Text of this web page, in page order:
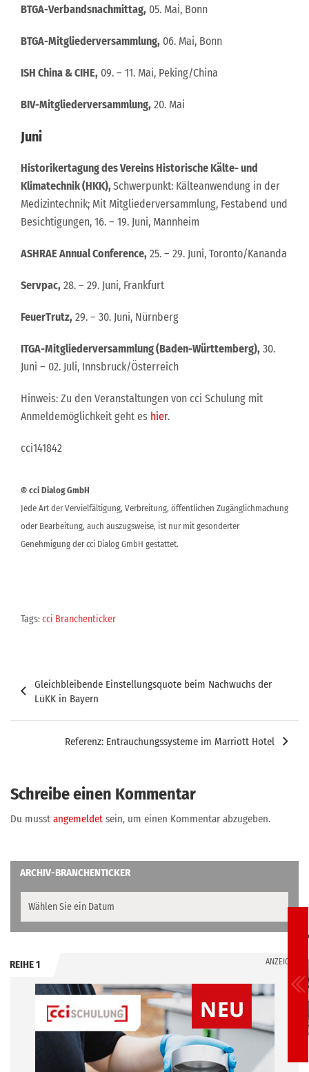
BTGA-Verbandsnachmittag, 05. Mai, Bonn
BTGA-Mitgliederversammlung, 06. Mai, Bonn
ISH China & CIHE, 09. – 11. Mai, Peking/China
BIV-Mitgliederversammlung, 20. Mai
Juni
Historikertagung des Vereins Historische Kälte- und
Klimatechnik (HKK),Schwerpunkt: Kälteanwendung in der
Medizintechnik; Mit Mitgliederversammlung, Festabend und
Besichtigungen, 16. – 19. Juni, Mannheim
ASHRAE Annual Conference, 25. – 29. Juni, Toronto/Kananda
Servpac, 28. – 29. Juni, Frankfurt
FeuerTrutz, 29. – 30. Juni, Nürnberg
ITGA-Mitgliederversammlung (Baden-Württemberg), 30.
Juni – 02. Juli, Innsbruck/Österreich
Hinweis: Zu den Veranstaltungen von cci Schulung mit
Anmeldemöglichkeit geht es hier.
cci141842
© cci Dialog GmbH
Jede Art der Vervielfältigung, Verbreitung, öffentlichen Zugänglichmachung
oder Bearbeitung, auch auszugsweise, ist nur mit gesonderter
Genehmigung der cci Dialog GmbH gestattet.
Tags:cci Branchenticker
Beitragsnavigation
Gleichbleibende Einstellungsquote beim Nachwuchs der
LüKK in Bayern
Referenz: Entrauchungssysteme im Marriott Hotel
Schreibe einen Kommentar
Du musst angemeldet sein, um einen Kommentar abzugeben.
ARCHIV-BRANCHENTICKER
REIHE 1 ANZEIGE